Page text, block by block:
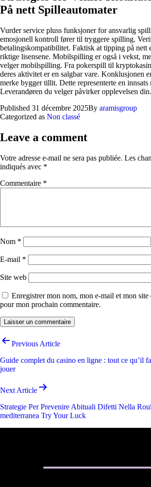
På nett Spilleautomater
Vurder service pluss funksjoner for ansvarlig
emosjonell kontroll fører til tryggere spilling.
betalingskompatibilitet. Faktisk at tipping på nett
riktige lisensene. Mobilspilling er også i vekst,
velger mobilspilling. Fra pokerspill til
deres aktivitet er en salgbar vare. Konklusjonen
merke bygger tillit. Dette representerte en
Leverandøren du velger påvirker opplevelsen din.
Published 31 décembre 2025By aramisgroup
Categorized as Non classé
Leave a comment
Votre adresse e-mail ne sera pas publiée. Les
indiqués avec *
Commentaire *
Nom *
E-mail *
Site web
Enregistrer mon nom, mon e-mail et mon site
pour mon prochain commentaire.
Navigation
l’article
Previous Article
Guide complet du casino en ligne : tout ce qu’il
jouer
Next Article
Strategie Per Prevenire Abituali Difetti Nella
mediterranea Try Your Luck